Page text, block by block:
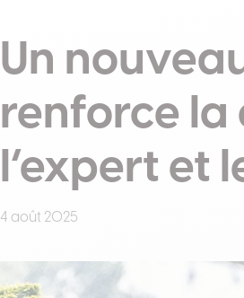
Un
renforce la
l’expert et
4 août 2025